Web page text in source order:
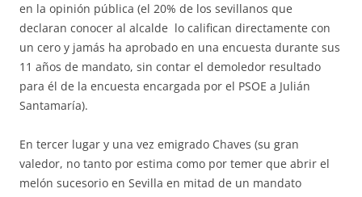
en la opinión pública (el 20% de los sevillanos que
declaran conocer al alcalde lo califican directamente con
un cero y jamás ha aprobado en una encuesta durante sus
11 años de mandato, sin contar el demoledor resultado
para él de la encuesta encargada por el PSOE a Julián
Santamaría).
En tercer lugar y una vez emigrado Chaves (su gran
valedor, no tanto por estima como por temer que abrir el
melón sucesorio en Sevilla en mitad de un mandato